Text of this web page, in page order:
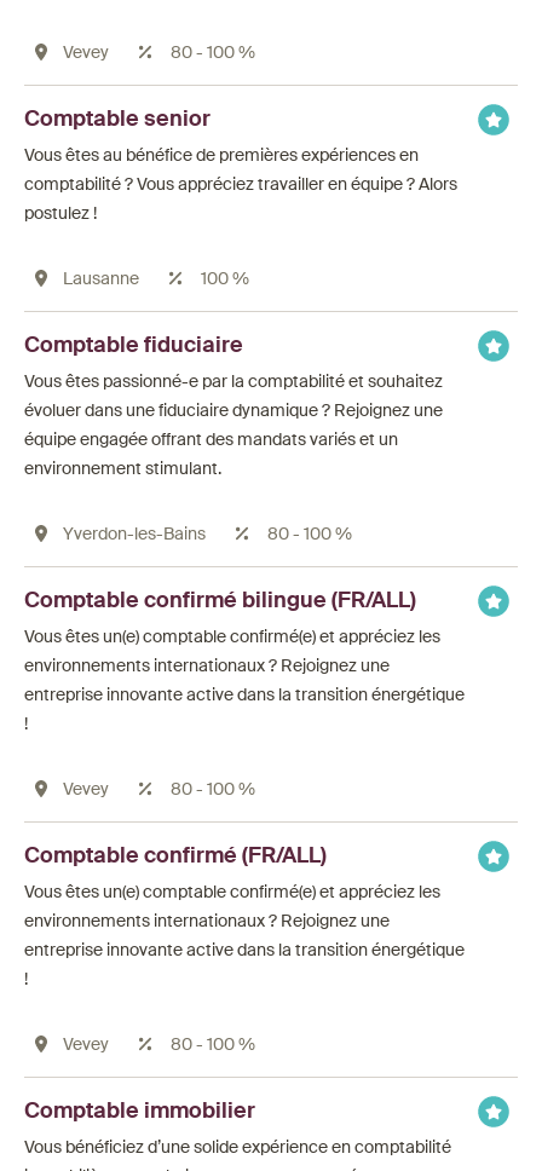
Vevey 80 - 100 %
Comptable senior
Vous êtes au bénéfice de premières expériences en
comptabilité ? Vous appréciez travailler en équipe ? Alors
postulez !
Lausanne 100 %
Comptable fiduciaire
Vous êtes passionné-e par la comptabilité et souhaitez
évoluer dans une fiduciaire dynamique ? Rejoignez une
équipe engagée offrant des mandats variés et un
environnement stimulant.
Yverdon-les-Bains 80 - 100 %
Comptable confirmé bilingue (FR/ALL)
Vous êtes un(e) comptable confirmé(e) et appréciez les
environnements internationaux ? Rejoignez une
entreprise innovante active dans la transition énergétique
!
Vevey 80 - 100 %
Comptable confirmé (FR/ALL)
Vous êtes un(e) comptable confirmé(e) et appréciez les
environnements internationaux ? Rejoignez une
entreprise innovante active dans la transition énergétique
!
Vevey 80 - 100 %
Comptable immobilier
Vous bénéficiez d’une solide expérience en comptabilité